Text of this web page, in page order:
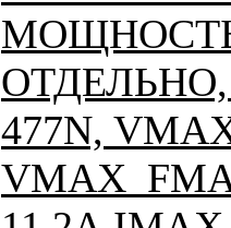
ОТДЕЛЬНО,
477N,